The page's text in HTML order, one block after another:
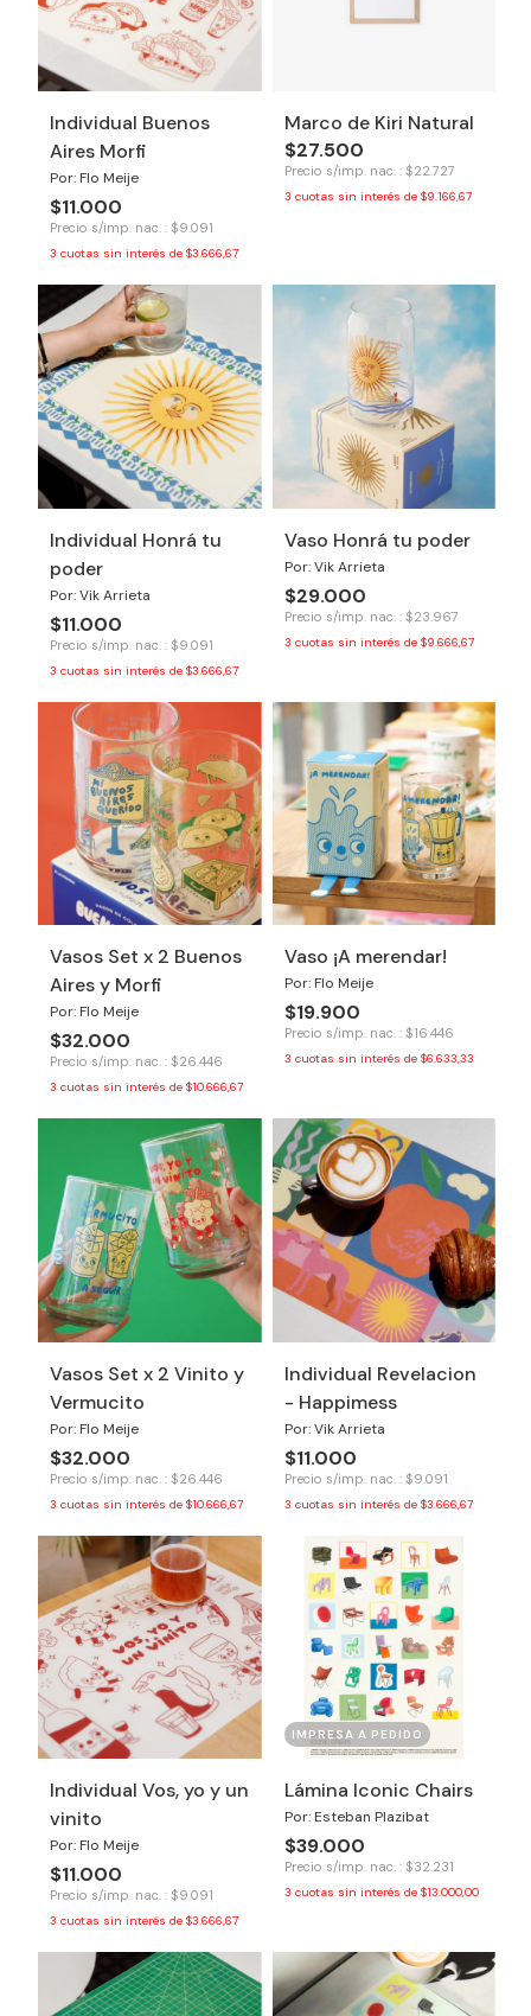
Individual Buenos
Aires Morfi
Por: Flo Meije
$11.000
Precio s/imp. nac. : $9.091
3 cuotas sin interés de $3.666,67
Marco de Kiri Natural
$27.500
Precio s/imp. nac. : $22.727
3 cuotas sin interés de $9.166,67
Individual Honrá tu
poder
Por: Vik Arrieta
$11.000
Precio s/imp. nac. : $9.091
3 cuotas sin interés de $3.666,67
Vaso Honrá tu poder
Por: Vik Arrieta
$29.000
Precio s/imp. nac. : $23.967
3 cuotas sin interés de $9.666,67
Vasos Set x 2 Buenos
Aires y Morfi
Por: Flo Meije
$32.000
Precio s/imp. nac. : $26.446
3 cuotas sin interés de $10.666,67
Vaso ¡A merendar!
Por: Flo Meije
$19.900
Precio s/imp. nac. : $16.446
3 cuotas sin interés de $6.633,33
Vasos Set x 2 Vinito y
Vermucito
Por: Flo Meije
$32.000
Precio s/imp. nac. : $26.446
3 cuotas sin interés de $10.666,67
Individual Revelacion
- Happimess
Por: Vik Arrieta
$11.000
Precio s/imp. nac. : $9.091
3 cuotas sin interés de $3.666,67
Individual Vos, yo y un
vinito
Por: Flo Meije
$11.000
Precio s/imp. nac. : $9.091
3 cuotas sin interés de $3.666,67
IMPRESA A PEDIDO
Lámina Iconic Chairs
Por: Esteban Plazibat
$39.000
Precio s/imp. nac. : $32.231
3 cuotas sin interés de $13.000,00